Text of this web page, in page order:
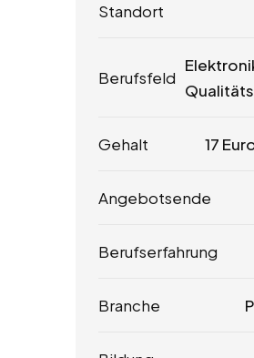
Standort
Berufsfeld
Gehalt 17
Angebotsende
Berufserfahrung
Branche